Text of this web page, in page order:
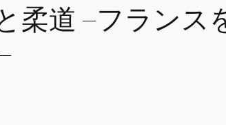
柔道 ―フランス